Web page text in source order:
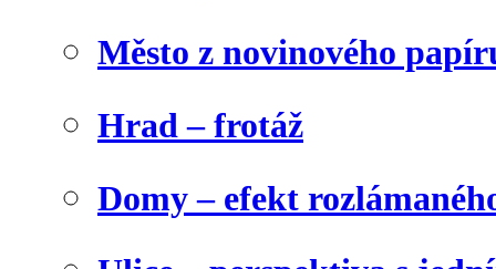
Město z novinového
Hrad – frotáž
Domy – efekt